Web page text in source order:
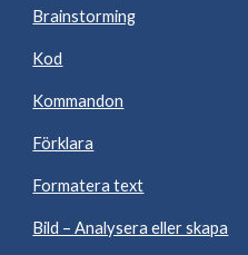
Brainstorming
Kod
Kommandon
Förklara
Formatera text
Bild – Analysera eller skapa